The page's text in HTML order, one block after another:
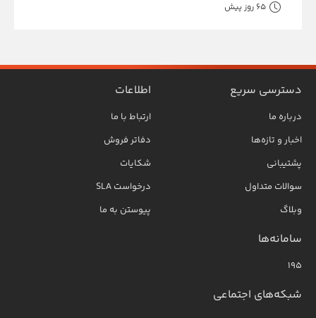
65 روز پیش
دسترسی سریع
درباره ما
اخبار و تازه‌ها
پشتیبانی
سوالات متداول
وبلاگ
اطلاعات
ارتباط با ما
دفاتر فروش
شکایات
درخواست SLA
پیوستن به ما
سامانه‌ها
۱۹۵
شبکه‌های اجتماعی